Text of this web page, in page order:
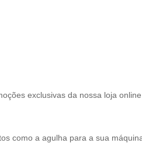
exclusivas da nossa loja
como a agulha para a sua